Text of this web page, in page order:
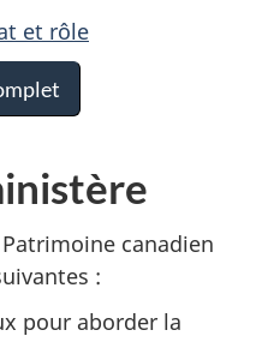
et rôle
canadien
:
pour aborder la